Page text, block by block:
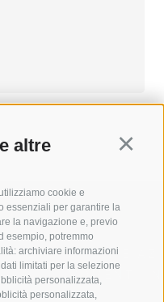
altre
cookie e
essenziali per garantire la
la navigazione e, previo
esempio, potremmo
archiviare informazioni
limitati per la selezione
personalizzata,
personalizzata,
SPORT E
MOMENTI